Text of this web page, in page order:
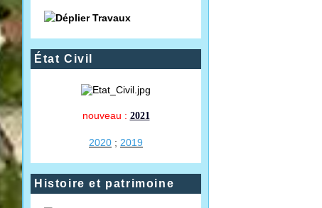
Travaux
État Civil
nouveau : 2021
2020 ; 2019
Histoire et patrimoine